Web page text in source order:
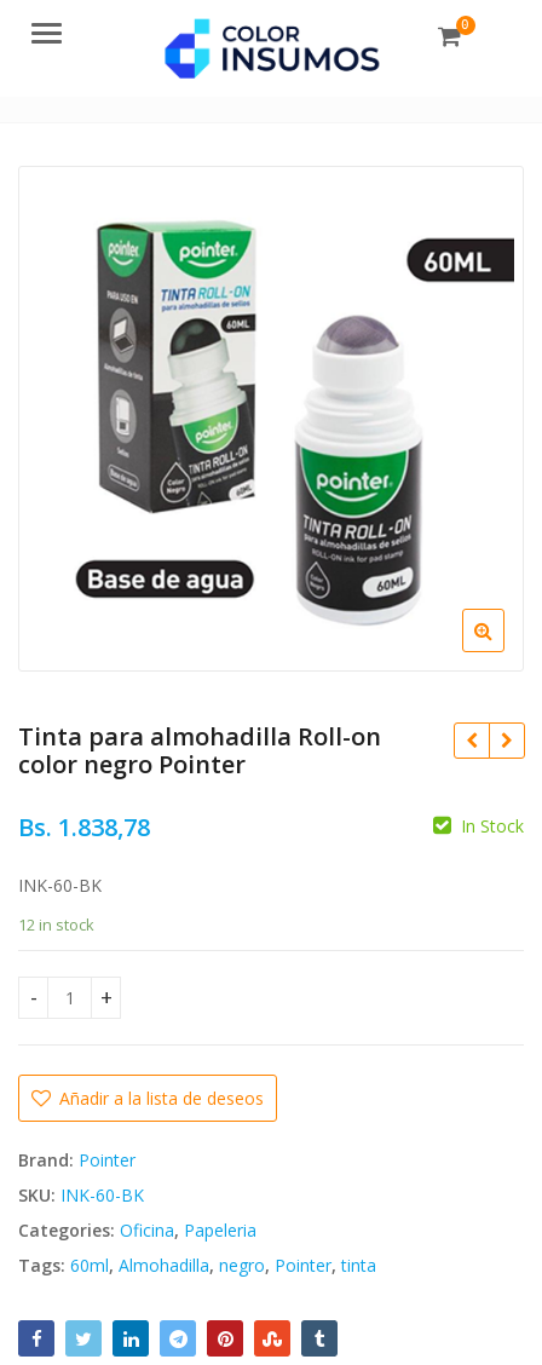
Menu 0
Tinta para almohadilla Roll-on
color negro Pointer
Bs. 1.838,78 In Stock
INK-60-BK
12 in stock
Tinta para almohadilla Roll-on color negro Pointer quantity
Añadir a la lista de deseos
Brand: Pointer
SKU: INK-60-BK
Categories: Oficina, Papeleria
Tags: 60ml, Almohadilla, negro, Pointer,tinta